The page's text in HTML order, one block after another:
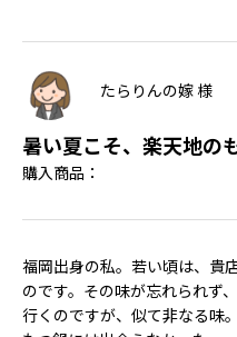
たらりんの嫁 様
暑い夏こそ、楽天地の
購入商品：
福岡出身の私。若い頃は、貴
のです。その味が忘れられず
行くのですが、似て非なる味